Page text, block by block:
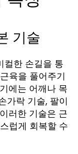
기술
컬한 손길을 통
육을 풀어주기
에는 어깨나 목
가락 기술, 팔이
러한 기술은 근
럽게 회복할 수